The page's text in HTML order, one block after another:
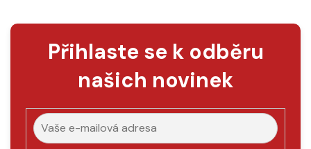
Přihlaste se k odběru
našich novinek